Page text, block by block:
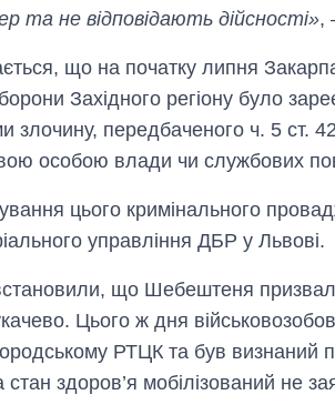
та не відповідають дійсності»,
що на початку липня
Західного регіону було
злочину, передбаченого ч. 5 ст.
особою влади чи службових
цього кримінального
управління ДБР у Львові.
що Шебештеня
Цього ж дня
РТЦК та був визнаний
стан здоров’я мобілізований не